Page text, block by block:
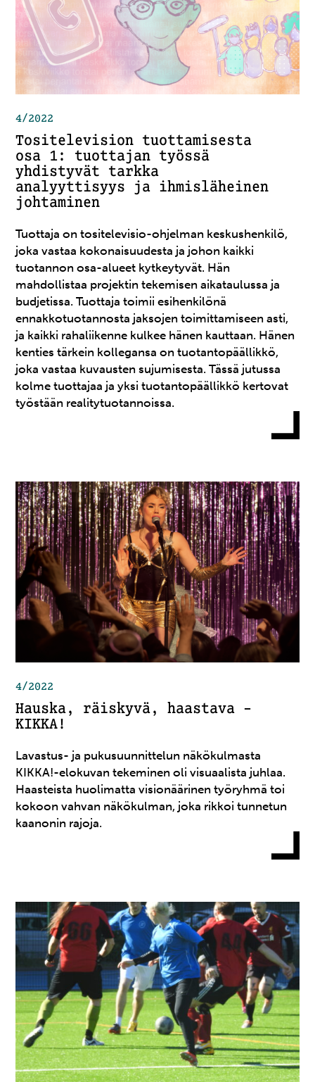
4/2022
Tositelevision tuottamisesta
osa 1: tuottajan työssä
yhdistyvät tarkka
analyyttisyys ja ihmisläheinen
johtaminen
Tuottaja on tositelevisio-ohjelman keskushenkilö,
joka vastaa kokonaisuudesta ja johon kaikki
tuotannon osa-alueet kytkeytyvät. Hän
mahdollistaa projektin tekemisen aikataulussa ja
budjetissa. Tuottaja toimii esihenkilönä
ennakkotuotannosta jaksojen toimittamiseen asti,
ja kaikki rahaliikenne kulkee hänen kauttaan. Hänen
kenties tärkein kollegansa on tuotantopäällikkö,
joka vastaa kuvausten sujumisesta. Tässä jutussa
kolme tuottajaa ja yksi tuotantopäällikkö kertovat
työstään realitytuotannoissa.
4/2022
Hauska, räiskyvä, haastava –
KIKKA!
Lavastus- ja pukusuunnittelun näkökulmasta
KIKKA!-elokuvan tekeminen oli visuaalista juhlaa.
Haasteista huolimatta visionäärinen työryhmä toi
kokoon vahvan näkökulman, joka rikkoi tunnetun
kaanonin rajoja.